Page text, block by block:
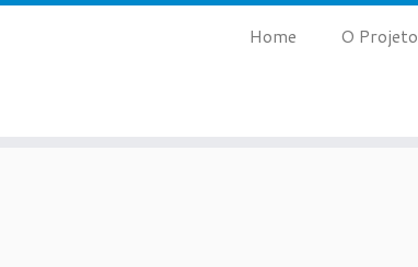
Home O Projeto